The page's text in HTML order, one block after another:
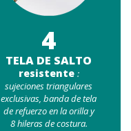
4
TELA DE SALTO
resistente :
sujeciones triangulares
exclusivas, banda de tela
de refuerzo en la orilla y
8 hileras de costura.